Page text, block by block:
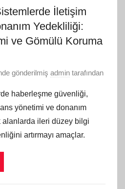
İletişim
Yedekliliği:
ve Gömülü Koruma
gönderilmiş admin tarafından
haberleşme güvenliği,
yönetimi ve donanım
ileri düzey bilgi
artırmayı amaçlar.